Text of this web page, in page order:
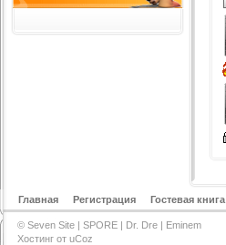
Главная Регистрация Гостевая книга
© Seven Site | SPORE | Dr. Dre | Eminem
Хостинг от uCoz